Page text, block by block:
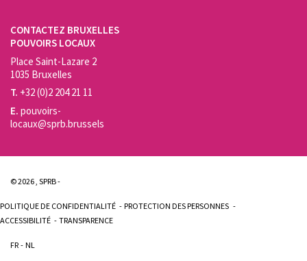
CONTACTEZ BRUXELLES
POUVOIRS LOCAUX
Place Saint-Lazare 2
1035 Bruxelles
T. +32 (0)2 204 21 11
E. pouvoirs-
locaux@sprb.brussels
© 2026 , SPRB -
POLITIQUE DE CONFIDENTIALITÉ
PROTECTION DES PERSONNES
ACCESSIBILITÉ
TRANSPARENCE
FR NL